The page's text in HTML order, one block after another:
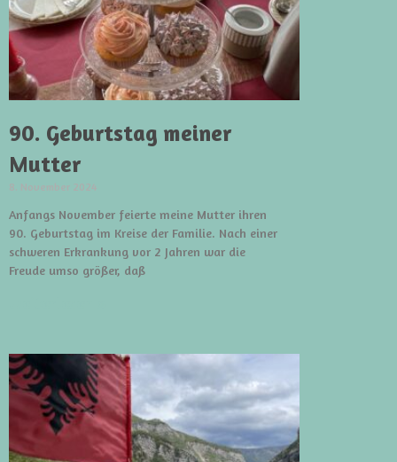
90. Geburtstag meiner
Mutter
8. November 2024
Anfangs November feierte meine Mutter ihren
90. Geburtstag im Kreise der Familie. Nach einer
schweren Erkrankung vor 2 Jahren war die
Freude umso größer, daß